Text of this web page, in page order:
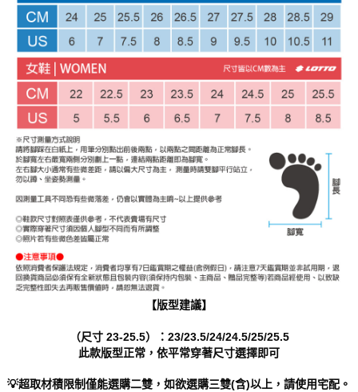
【版型建議】
（尺寸 23-25.5）：23/23.5/24/24.5/25/25.5
此款版型正常，依平常穿著尺寸選擇即可
💡超取材積限制僅能選購二雙，如欲選購三雙(含)以上，請使用宅配。